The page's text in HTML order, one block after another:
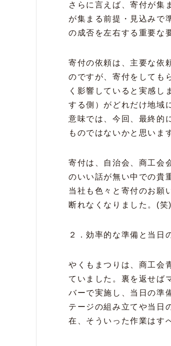
さらに言えば、寄付が集
が集まる前提・見込みで
の成否を左右する重要な
寄付の依頼は、主要な依
のですが、寄付をしても
く影響していると実感し
する側）がどれだけ地域
意味では、今回、最終的
ものではないかと思いま
寄付は、自治会、商工会
のいい話が無い中での貴
当社も色々と寄付のお願
断れなくなりました。(笑)
２．効率的な準備と当日
やくもまつりは、商工会
ていました。裏を返せば
バーで実施し、当日の準
テージの組み立てや当日
在、そういった作業はす